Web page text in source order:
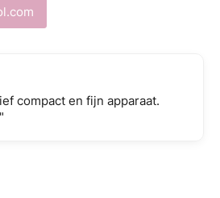
compact en fijn apparaat.